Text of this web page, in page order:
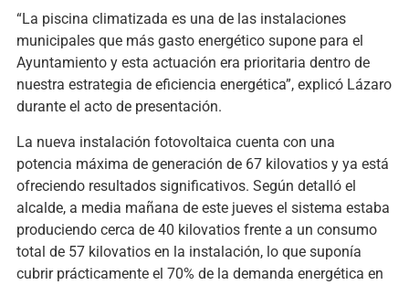
“La piscina climatizada es una de las instalaciones
municipales que más gasto energético supone para el
Ayuntamiento y esta actuación era prioritaria dentro de
nuestra estrategia de eficiencia energética”, explicó Lázaro
durante el acto de presentación.
La nueva instalación fotovoltaica cuenta con una
potencia máxima de generación de 67 kilovatios y ya está
ofreciendo resultados significativos. Según detalló el
alcalde, a media mañana de este jueves el sistema estaba
produciendo cerca de 40 kilovatios frente a un consumo
total de 57 kilovatios en la instalación, lo que suponía
cubrir prácticamente el 70% de la demanda energética en